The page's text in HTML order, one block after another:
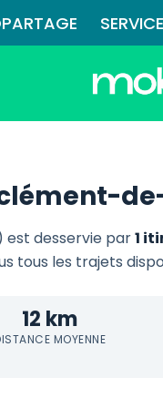
desservie par1
tous les trajets
12 km
MOYENNE